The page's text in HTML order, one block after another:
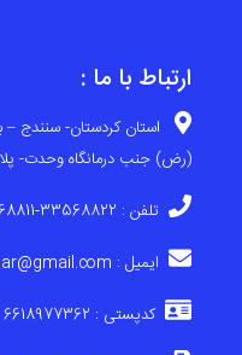
ارتباط با ما :
استان کردستان- سنندج –
(رض) جنب درمانگاه وحدت- پلاک
تلفن : 33568822-33568811-087
ایمیل : kurdbar@gmail.com
کدپستی : 6618977362